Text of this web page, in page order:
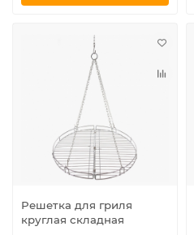
Решетка для гриля
круглая складная